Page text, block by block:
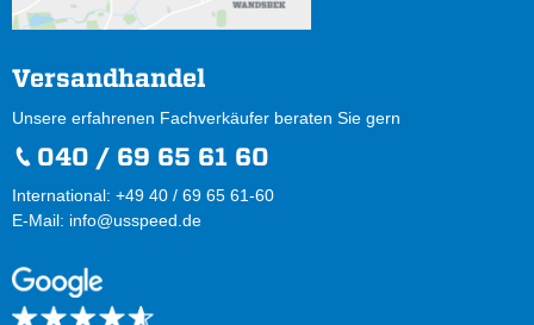
Versandhandel
Unsere erfahrenen Fachverkäufer beraten Sie gern
040 / 69 65 61 60
International: +49 40 / 69 65 61-60
E-Mail: info@usspeed.de